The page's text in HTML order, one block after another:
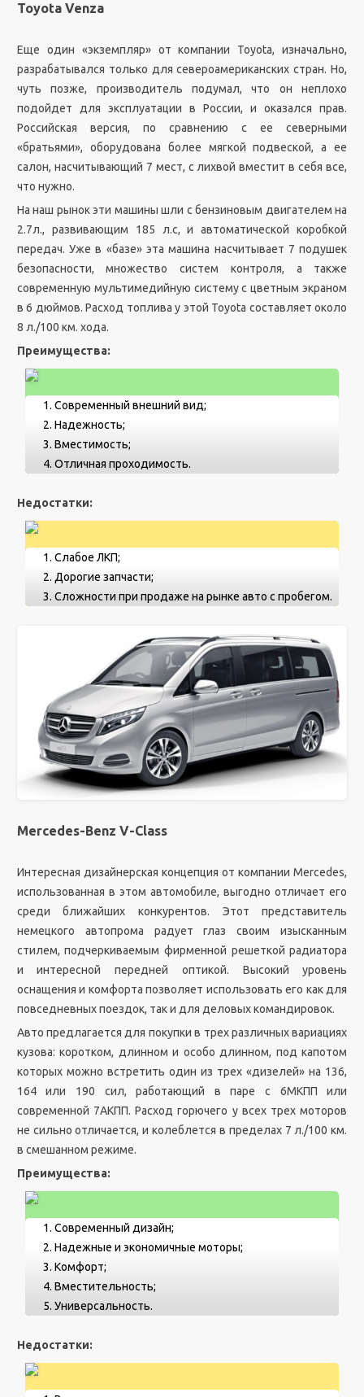
Toyota Venza
Еще один «экземпляр» от компании Toyota, изначально,
разрабатывался только для североамериканских стран. Но,
чуть позже, производитель подумал, что он неплохо
подойдет для эксплуатации в России, и оказался прав.
Российская версия, по сравнению с ее северными
«братьями», оборудована более мягкой подвеской, а ее
салон, насчитывающий 7 мест, с лихвой вместит в себя все,
что нужно.
На наш рынок эти машины шли с бензиновым двигателем на
2.7л., развивающим 185 л.с, и автоматической коробкой
передач. Уже в «базе» эта машина насчитывает 7 подушек
безопасности, множество систем контроля, а также
современную мультимедийную систему с цветным экраном
в 6 дюймов. Расход топлива у этой Toyota составляет около
8 л./100 км. хода.
Преимущества:
Современный внешний вид;
Надежность;
Вместимость;
Отличная проходимость.
Недостатки:
Слабое ЛКП;
Дорогие запчасти;
Сложности при продаже на рынке авто с пробегом.
Mercedes-Benz V-Class
Интересная дизайнерская концепция от компании Mercedes,
использованная в этом автомобиле, выгодно отличает его
среди ближайших конкурентов. Этот представитель
немецкого автопрома радует глаз своим изысканным
стилем, подчеркиваемым фирменной решеткой радиатора
и интересной передней оптикой. Высокий уровень
оснащения и комфорта позволяет использовать его как для
повседневных поездок, так и для деловых командировок.
Авто предлагается для покупки в трех различных вариациях
кузова: коротком, длинном и особо длинном, под капотом
которых можно встретить один из трех «дизелей» на 136,
164 или 190 сил, работающий в паре с 6МКПП или
современной 7АКПП. Расход горючего у всех трех моторов
не сильно отличается, и колеблется в пределах 7 л./100 км.
в смешанном режиме.
Преимущества:
Современный дизайн;
Надежные и экономичные моторы;
Комфорт;
Вместительность;
Универсальность.
Недостатки: